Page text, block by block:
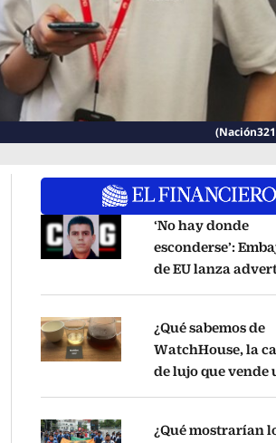
Opens in new window
‘No hay donde
esconderse’:
de EU lanza
Opens in new window
¿Qué sabemos de
WatchHouse, la
de lujo que vende
¿Qué mostrarían